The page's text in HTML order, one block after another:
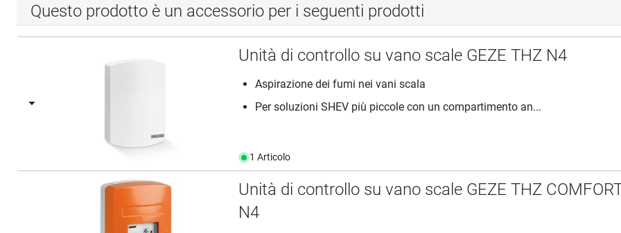
Questo prodotto è un accessorio per i seguenti prodotti
Unità di controllo su vano scale GEZE THZ N4
Aspirazione dei fumi nei vani scala
Per soluzioni SHEV più piccole con un compartimento an...
1 Articolo
Unità di controllo su vano scale GEZE THZ
N4